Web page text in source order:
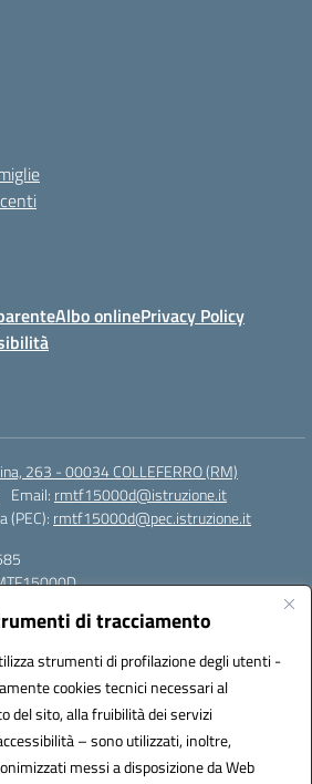
di tracciamento
strumenti di profilazione degli utenti -
cookies tecnici necessari al
del sito, alla fruibilità dei servizi
– sono utilizzati, inoltre,
messi a disposizione da Web
Albo onlinePrivacy Policy
263 - 00034 COLLEFERRO (RM)
Email: rmtf15000d@istruzione.it
(PEC): rmtf15000d@pec.istruzione.it
account e rigenerazione credenziali)
: